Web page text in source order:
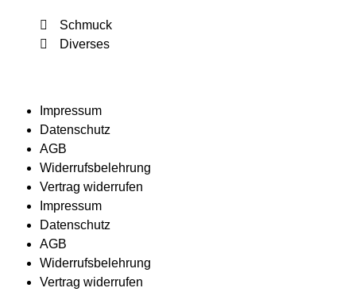
Schmuck
Diverses
Impressum
Datenschutz
AGB
Widerrufsbelehrung
Vertrag widerrufen
Impressum
Datenschutz
AGB
Widerrufsbelehrung
Vertrag widerrufen